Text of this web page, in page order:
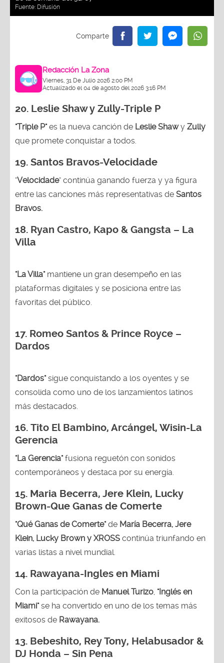
Fuente: Difusión
Redacción La Zona
Viernes, 31 De Julio 2026 2:00 PM
Actualizado el 04 de agosto del 2026 3:16 PM
20. Leslie Shaw y Zully-Triple P
"Triple P"es la nueva canción de Leslie Shawy Zully
que promete conquistar a todos.
19. Santos Bravos-Velocidade
"Velocidade" continúa ganando fuerza y ya figura
entre las canciones más representativas de Santos
Bravos.
18. Ryan Castro, Kapo & Gangsta – La
Villa
"La Villa"mantiene un gran desempeño en las
plataformas digitales y se posiciona entre las
favoritas del público.
17. Romeo Santos & Prince Royce –
Dardos
"Dardos"sigue conquistando a los oyentes y se
consolida como uno de los lanzamientos latinos
más destacados.
16. Tito El Bambino, Arcángel, Wisin-La
Gerencia
"La Gerencia"fusiona reguetón con sonidos
contemporáneos y destaca por su energía.
15. Maria Becerra, Jere Klein, Lucky
Brown-Que Ganas de Comerte
"Qué Ganas de Comerte"de María Becerra, Jere
Klein, Lucky Brown y XROSS continúa triunfando en
varias listas a nivel mundial.
14. Rawayana-Ingles en Miami
Con la participación de Manuel Turizo, "Inglés en
Miami"se ha convertido en uno de los temas más
exitosos de Rawayana.
13. Bebeshito, Rey Tony, Helabusador &
DJ Honda – Sin Pena